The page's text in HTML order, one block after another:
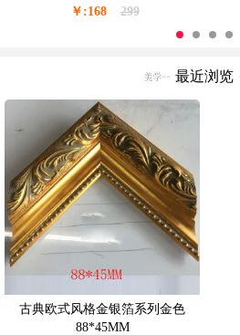
时之内发货
￥:168 299
最近浏览
古典欧式风格金银箔系列金色
88*45MM